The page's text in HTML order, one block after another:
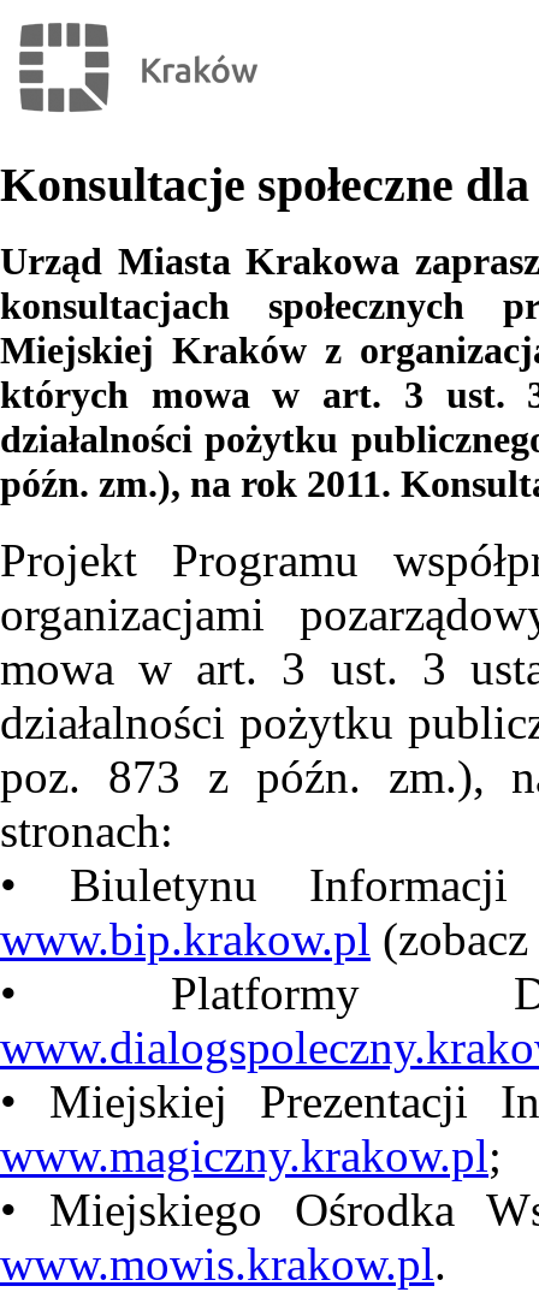
Konsultacje społeczne
Urząd Miasta Krakowa
konsultacjach społecznych
Miejskiej Kraków z
których mowa w art. 3 ust.
działalności pożytku
późn. zm.), na rok 2011.
Projekt Programu
organizacjami
mowa w art. 3 ust. 3
działalności pożytku
poz. 873 z późn. zm.),
stronach:
• Biuletynu
www.bip.krakow.pl
• Platformy
• Miejskiej Prezentacji
www.magiczny.krakow.pl;
• Miejskiego Ośrodka
www.mowis.krakow.pl.